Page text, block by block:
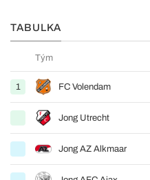
TABULKA
Tým
1 FC Volendam
Jong Utrecht
Jong AZ Alkmaar